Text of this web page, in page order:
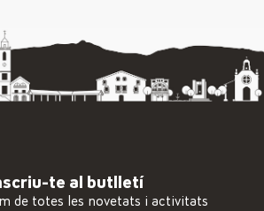
te al butlletí
de totes les novetats i activitats